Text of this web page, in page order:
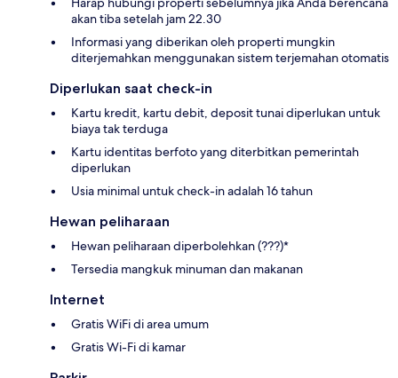
akan tiba setelah jam 22.30
Informasi yang diberikan oleh properti mungkin
diterjemahkan menggunakan sistem terjemahan otomatis
Diperlukan saat check-in
Kartu kredit, kartu debit, deposit tunai diperlukan untuk
biaya tak terduga
Kartu identitas berfoto yang diterbitkan pemerintah
diperlukan
Usia minimal untuk check-in adalah 16 tahun
Hewan peliharaan
Hewan peliharaan diperbolehkan (???)*
Tersedia mangkuk minuman dan makanan
Internet
Gratis WiFi di area umum
Gratis Wi-Fi di kamar